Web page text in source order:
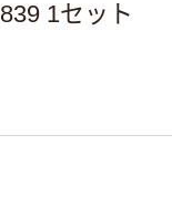
1セット